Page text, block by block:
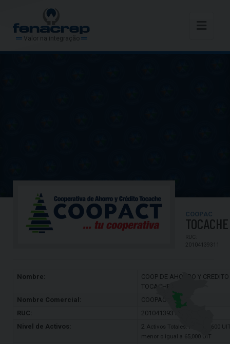
Valor na integração
COOPAC
TOCACHE
RUC:
20104139311
Nombre:
COOP DE AHORRO Y CREDITO
TOCACHE LTDA 35
Nombre Comercial:
COOPACT
RUC:
20104139311
Nivel de Activos:
2 Activos Totales: Mayor a 600
menor o igual a 65,000 UIT